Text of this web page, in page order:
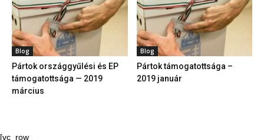
Blog
Pártok országgyűlési és EP
támogatottsága — 2019
március
Blog
Pártok támogatottsága –
2019 január
[vc_row